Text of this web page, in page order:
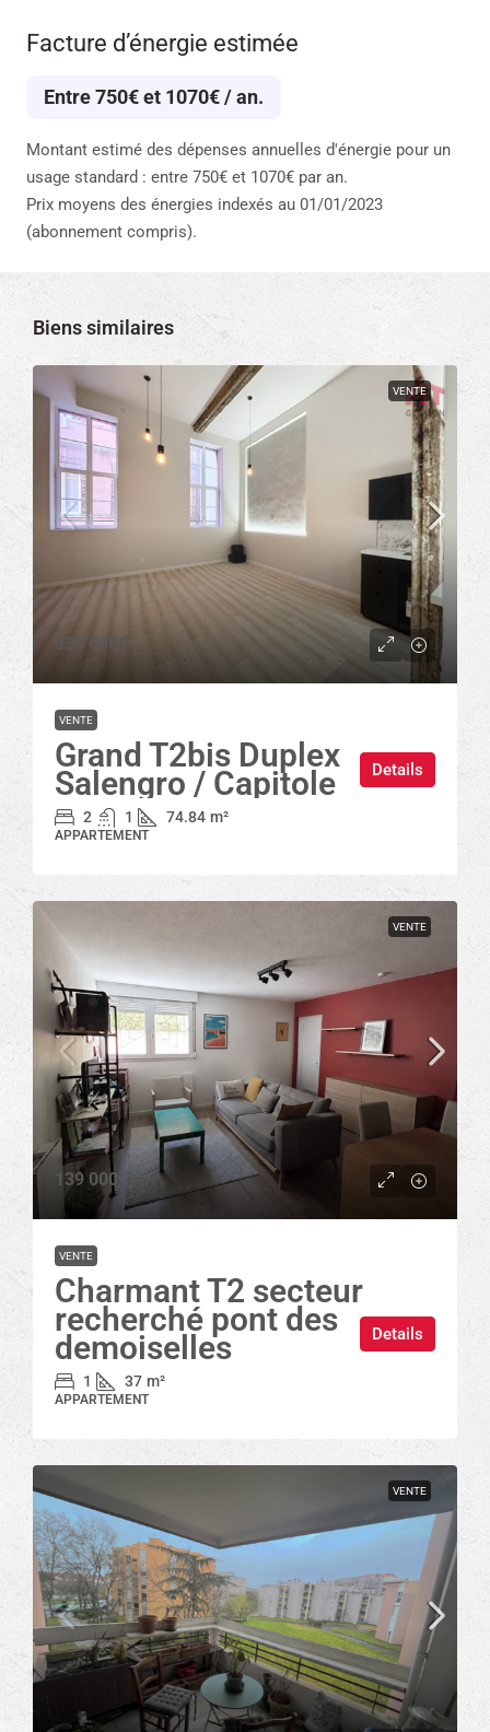
Facture d’énergie estimée
Entre 750€ et 1070€ / an.
Montant estimé des dépenses annuelles d'énergie pour un
usage standard : entre 750€ et 1070€ par an.
Prix moyens des énergies indexés au 01/01/2023
(abonnement compris).
Biens similaires
VENTE
335 000€
VENTE
Grand T2bis Duplex
Salengro / Capitole
2 1 74.84 m²
APPARTEMENT
Details
VENTE
139 000€
VENTE
Charmant T2 secteur
recherché pont des
demoiselles
1 37 m²
APPARTEMENT
Details
VENTE